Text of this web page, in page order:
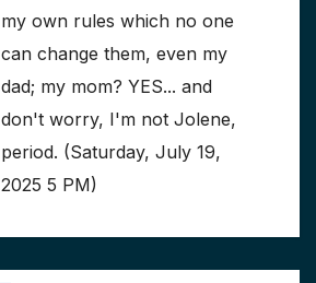
my own rules which no one
can change them, even my
dad; my mom? YES... and
don't worry, I'm not Jolene,
period. (Saturday, July 19,
2025 5 PM)